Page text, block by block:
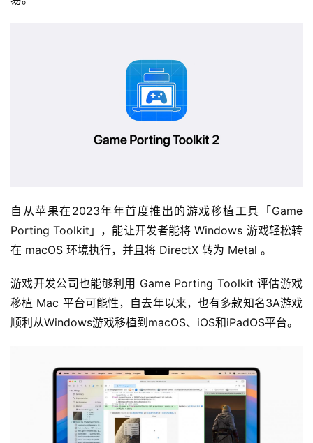
自从苹果在2023年年首度推出的游戏移植工具「Game
Porting Toolkit」，能让开发者能将 Windows 游戏轻松转
在 macOS 环境执行，并且将 DirectX 转为 Metal 。
游戏开发公司也能够利用 Game Porting Toolkit 评估游戏
移植 Mac 平台可能性，自去年以来，也有多款知名3A游戏
顺利从Windows游戏移植到macOS、iOS和iPadOS平台。